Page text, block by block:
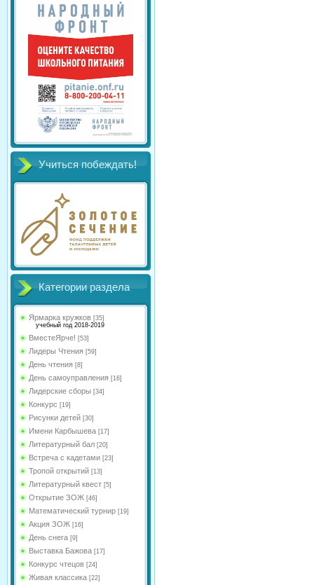
Учиться побеждать!
Категории раздела
Ярмарка кружков [35]
учебный год 2018-2019
ВместеЯрче! [53]
Лидеры Чтения [59]
День чтения [8]
День самоуправления [16]
Лидерские сборы [34]
Конкурс [19]
Рисунки детей [30]
Имени Карбышева [17]
Литературный бал [20]
Встреча с кадетами [23]
Тропой открытий [13]
Литературный квест [5]
Открытие ЗОЖ [46]
Математический турнир [19]
Акция ЗОЖ [16]
День снега [9]
Выставка Бажова [17]
Конкурс чтецов [24]
Живая классика [22]